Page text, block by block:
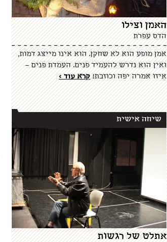
האמן וצילו
הדס עפרת
אמן מופע הוא לא שחקן. הוא אינו מייצג דמות,
ואין הוא נדרש להעמיד פנים. העמדת פנים –
איזו אמרה יפה וכוזבת!קרא עוד >
שיחה אישית
אתלט של רגשות